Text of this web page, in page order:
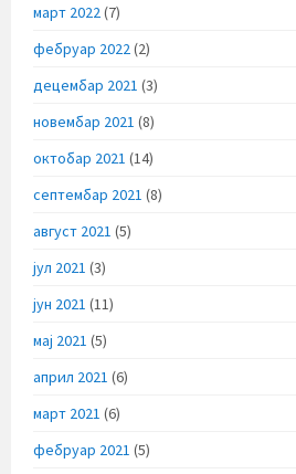
март 2022(7)
фебруар 2022(2)
децембар 2021 (3)
новембар 2021 (8)
октобар 2021 (14)
септембар 2021 (8)
август 2021 (5)
јул 2021 (3)
јун 2021 (11)
мај 2021 (5)
април 2021 (6)
март 2021 (6)
фебруар 2021 (5)